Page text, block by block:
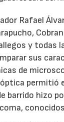
Rafael
y todas
sus
de
barrido hizo